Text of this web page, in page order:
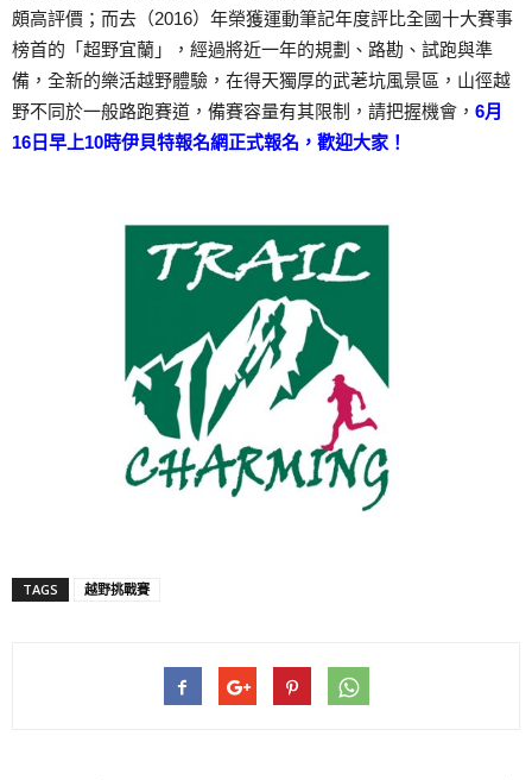
頗高評價；而去（2016）年榮獲運動筆記年度評比全國十大賽事
榜首的「超野宜蘭」，經過將近一年的規劃、路勘、試跑與準
備，全新的樂活越野體驗，在得天獨厚的武荖坑風景區，山徑越
野不同於一般路跑賽道，備賽容量有其限制，請把握機會， 6月
16日早上10時伊貝特報名網正式報名，歡迎大家！
TAGS 越野挑戰賽